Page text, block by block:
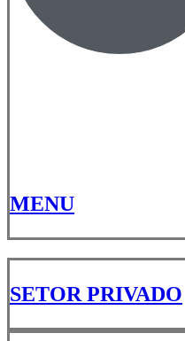
MENU
SETOR PRIVADO